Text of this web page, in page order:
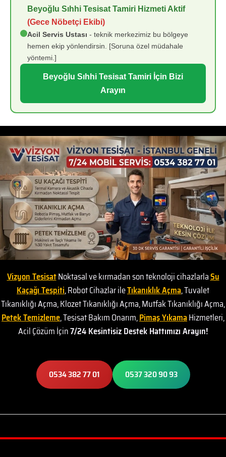
Beyoğlu Sıhhi Tesisat Tamiri Hizmeti Aktif
(Gece Nöbetçi Ekibi)
Acil Servis Ustası - teknik merkezimiz bu bölgeye
hemen ekip yönlendirsin. [Soruna özel müdahale
yöntemi.]
Beyoğlu Sıhhi Tesisat Tamiri İçin Bizi
Arayın
Vizyon TesisatNoktasal ve kırmadan son teknoloji cihazlarlaSu
Kaçağı Tespiti, Robot Cihazlar ileTıkanıklık Açma, Tuvalet
Tıkanıklığı Açma, Klozet Tıkanıklığı Açma, Mutfak Tıkanıklığı Açma,
Petek Temizleme, Tesisat Bakım Onarım,Pimaş YıkamaHizmetleri,
Acil Çözüm İçin7/24 Kesintisiz Destek Hattımızı Arayın!
0534 382 77 01 0537 320 90 93